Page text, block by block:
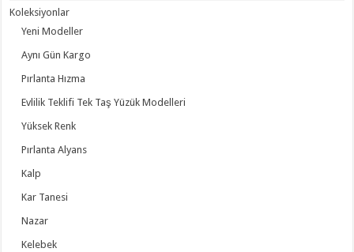
Koleksiyonlar
Yeni Modeller
Aynı Gün Kargo
Pırlanta Hızma
Evlilik Teklifi Tek Taş Yüzük Modelleri
Yüksek Renk
Pırlanta Alyans
Kalp
Kar Tanesi
Nazar
Kelebek